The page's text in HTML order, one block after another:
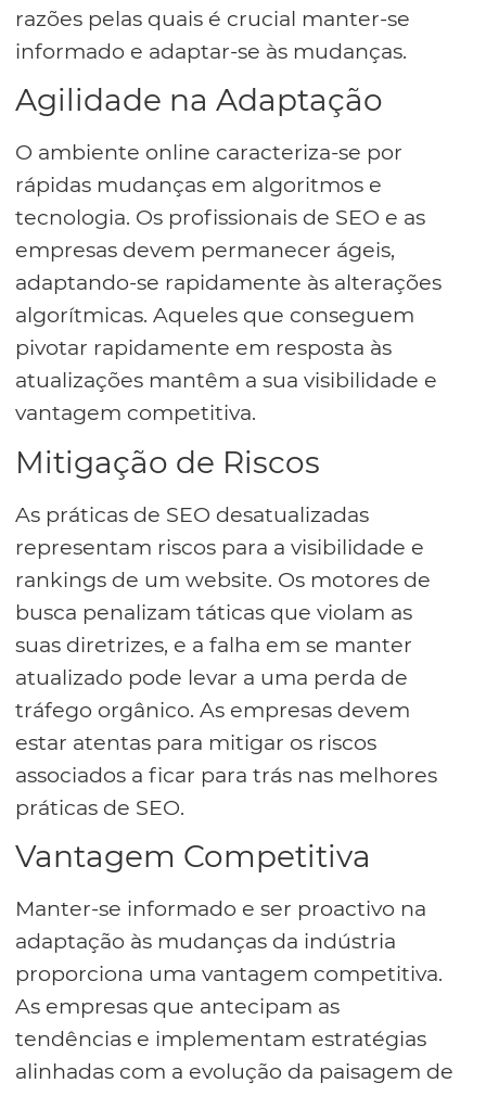
razões pelas quais é crucial manter-se
informado e adaptar-se às mudanças.
Agilidade na Adaptação
O ambiente online caracteriza-se por
rápidas mudanças em algoritmos e
tecnologia. Os profissionais de SEO e as
empresas devem permanecer ágeis,
adaptando-se rapidamente às alterações
algorítmicas. Aqueles que conseguem
pivotar rapidamente em resposta às
atualizações mantêm a sua visibilidade e
vantagem competitiva.
Mitigação de Riscos
As práticas de SEO desatualizadas
representam riscos para a visibilidade e
rankings de um website. Os motores de
busca penalizam táticas que violam as
suas diretrizes, e a falha em se manter
atualizado pode levar a uma perda de
tráfego orgânico. As empresas devem
estar atentas para mitigar os riscos
associados a ficar para trás nas melhores
práticas de SEO.
Vantagem Competitiva
Manter-se informado e ser proactivo na
adaptação às mudanças da indústria
proporciona uma vantagem competitiva.
As empresas que antecipam as
tendências e implementam estratégias
alinhadas com a evolução da paisagem de